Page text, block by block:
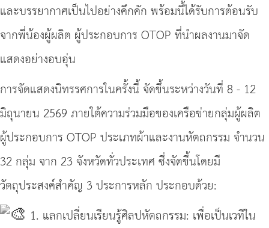
และบรรยากาศเป็นไปอย่างคึกคัก พร้อมนี้ได้รับการต้อนรับ
จากพี่น้องผู้ผลิต ผู้ประกอบการ OTOP ที่นำผลงานมาจัด
แสดงอย่างอบอุ่น
การจัดแสดงนิทรรศการในครั้งนี้ จัดขึ้นระหว่างวันที่ 8 - 12
มิถุนายน 2569 ภายใต้ความร่วมมือของเครือข่ายกลุ่มผู้ผลิต
ผู้ประกอบการ OTOP ประเภทผ้าและงานหัตถกรรม จำนวน
32 กลุ่ม จาก 23 จังหวัดทั่วประเทศ ซึ่งจัดขึ้นโดยมี
วัตถุประสงค์สำคัญ 3 ประการหลัก ประกอบด้วย:
1. แลกเปลี่ยนเรียนรู้ศิลปหัตถกรรม: เพื่อเป็นเวทีใน